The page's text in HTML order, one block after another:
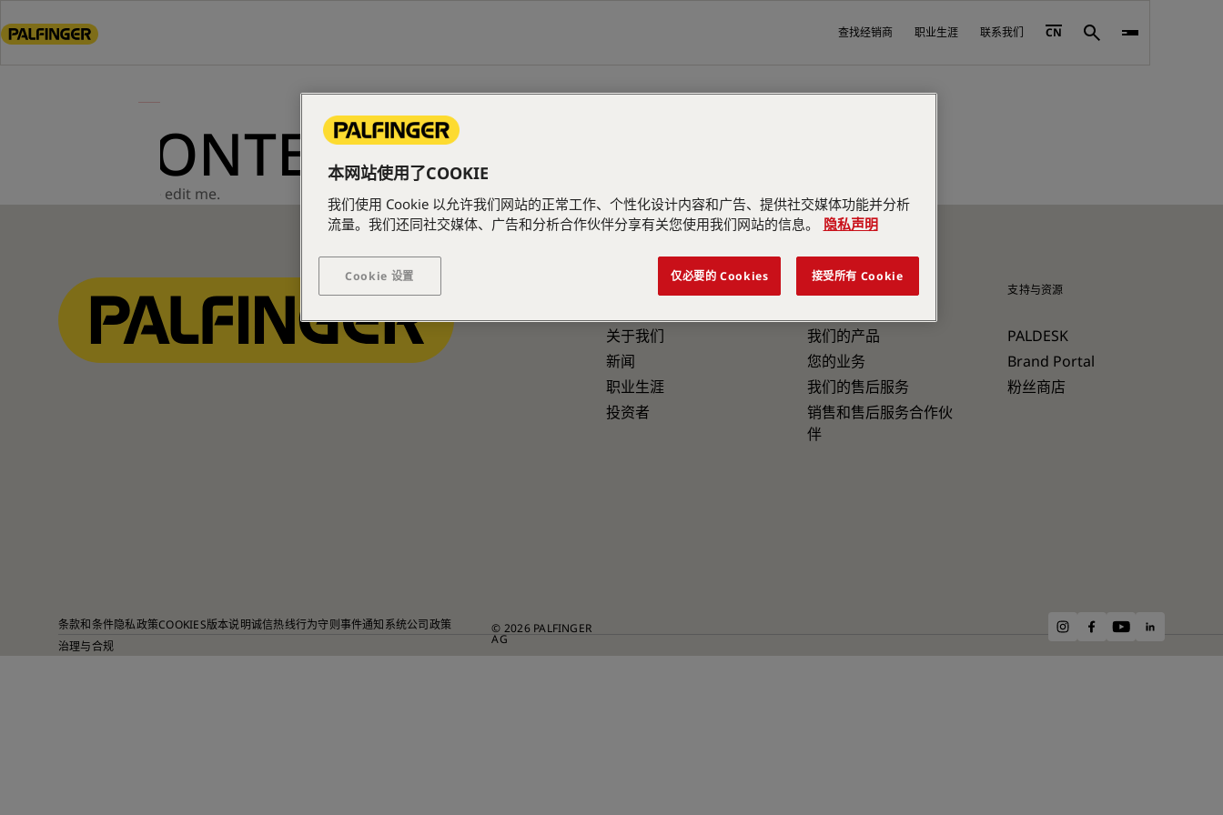
to
查找经销商 职业生涯 联系我们 CN Search
CONTENT PAGE
Please edit me.
关于我们
新闻
职业生涯
投资者
我们的产品
您的业务
我们的售后服务
销售和售后服务合作伙
伴
支持与资源
PALDESK
Brand Portal
粉丝商店
条款和条件隐私政策COOKIES版本说明诚信热线行为守则事件通知系统公司政策
治理与合规
© 2026 PALFINGER
AG instagram
facebook
youtubelinkedin
本网站使用了COOKIE
我们使用 Cookie 以允许我们网站的正常工作、个性化设计内容和广告、提供社交媒体功能并分析
流量。我们还同社交媒体、广告和分析合作伙伴分享有关您使用我们网站的信息。
隐私声明
Cookie 设置 仅必要的 Cookies 接受所有 Cookie